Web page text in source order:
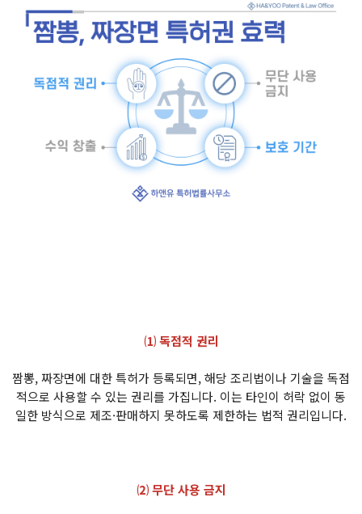
⑴ 독점적 권리
짬뽕, 짜장면에 대한 특허가 등록되면, 해당 조리법이나 기술을 독점
적으로 사용할 수 있는 권리를 가집니다. 이는 타인이 허락 없이 동
일한 방식으로 제조·판매하지 못하도록 제한하는 법적 권리입니다.
⑵ 무단 사용 금지